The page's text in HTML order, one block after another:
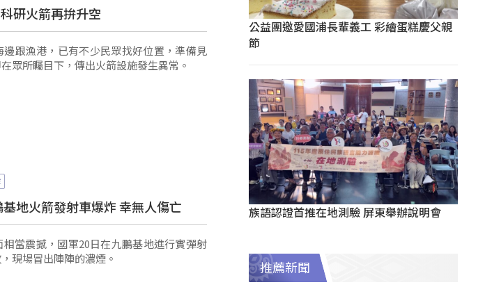
研火箭再拚升空
跟漁港，已有不少民眾找好位置，準備見
眾所矚目下，傳出火箭設施發生異常。
基地火箭發射車爆炸 幸無人傷亡
當震撼，國軍20日在九鵬基地進行實彈射
現場冒出陣陣的濃煙。
公益團邀愛國浦長輩義工 彩繪蛋糕慶父親
節
族語認證首推在地測驗 屏東舉辦說明會
推薦新聞